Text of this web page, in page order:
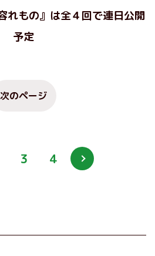
れもの』は全４回で連日公開
予定
次のページ
3 4